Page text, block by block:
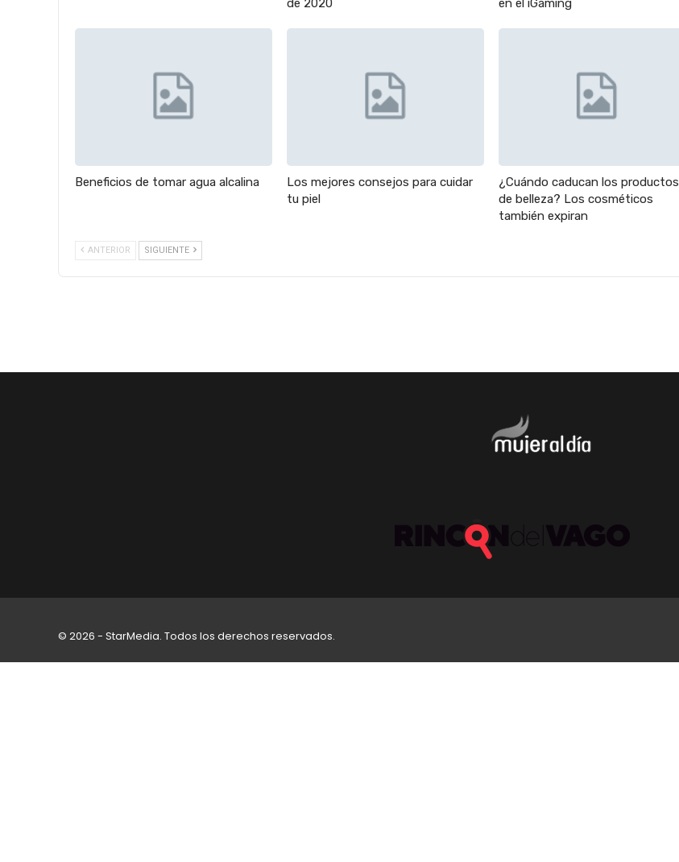
de 2020
en el iGaming
Beneficios de tomar agua alcalina
Los mejores consejos para cuidar
tu piel
¿Cuándo caducan los productos
de belleza? Los cosméticos
también expiran
ANTERIOR SIGUIENTE
© 2026 - StarMedia. Todos los derechos reservados.